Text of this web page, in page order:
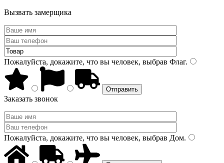
Вызвать замерщика
Пожалуйста, докажите, что вы человек, выбрав Флаг.
Заказать звонок
Пожалуйста, докажите, что вы человек, выбрав Дом.